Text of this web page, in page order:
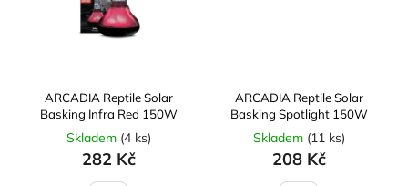
ARCADIA Reptile Solar
Basking Infra Red 150W
Skladem (4 ks)
282 Kč
ARCADIA Reptile Solar
Basking Spotlight 150W
Skladem (11 ks)
208 Kč